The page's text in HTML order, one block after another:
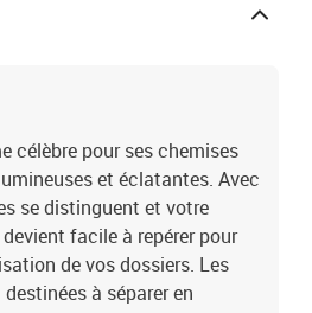
célèbre pour ses chemises
et éclatantes. Avec
se distinguent et votre
facile à repérer pour
de vos dossiers. Les
à séparer en